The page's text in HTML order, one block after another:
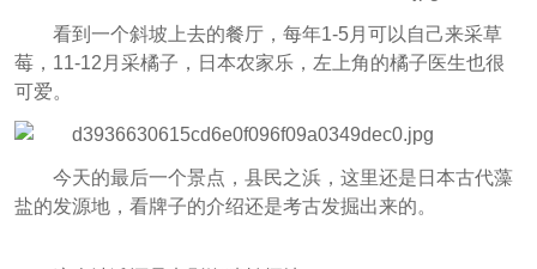
看到一个斜坡上去的餐厅，每年1-5月可以自己来采草
莓，11-12月采橘子，日本农家乐，左上角的橘子医生也很
可爱。
今天的最后一个景点，县民之浜，这里还是日本古代藻
盐的发源地，看牌子的介绍还是考古发掘出来的。